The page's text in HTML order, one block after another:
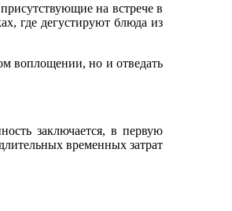
на встрече в
где дегустируют блюда из
воплощении, но и отведать
заключается, в первую
временных затрат